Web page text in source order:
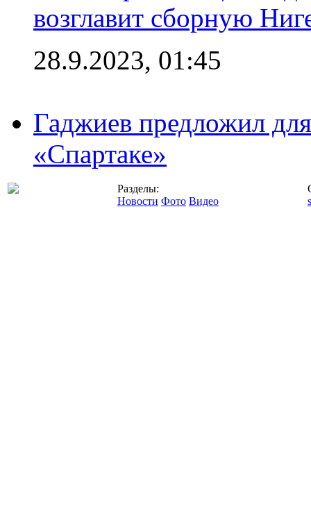
возглавит сборную
28.9.2023, 01:45
Гаджиев предложил
«Спартаке»
Разделы:
Новости Фото Видео